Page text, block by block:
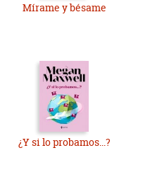
Mírame y bésame
¿Y si lo probamos...?